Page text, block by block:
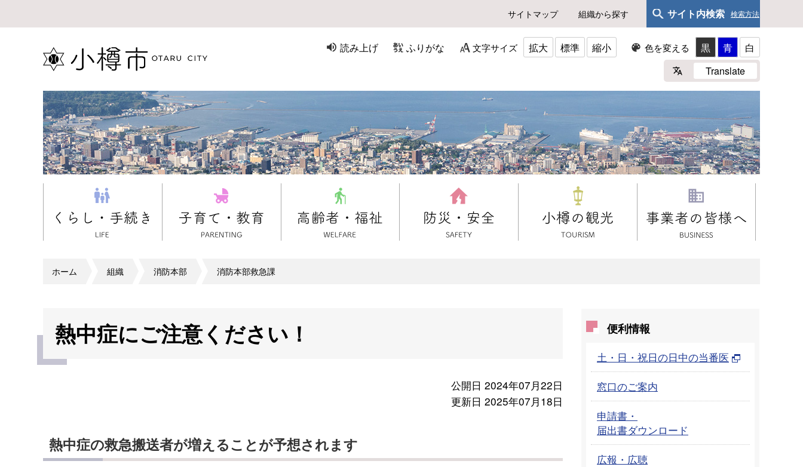
サイトマップ 組織から探す サイト内検索 検索方法
読み上げ ふりがな 文字サイズ 拡大 標準 縮小 色を変える 黒 青
白
Translate
ホーム 組織 消防本部 消防本部救急課
熱中症にご注意ください！
公開日 2024年07月22日
更新日 2025年07月18日
熱中症の救急搬送者が増えることが予想されます
便利情報
土・日・祝日の日中の当番医
窓口のご案内
申請書・
届出書ダウンロード
広報・広聴